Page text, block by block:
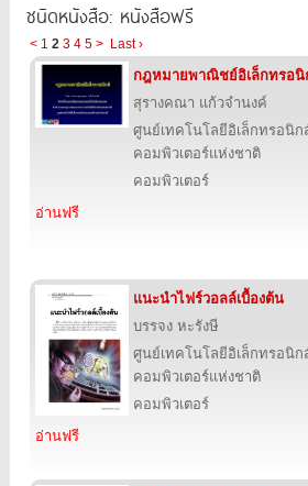
ชนิดหนังสือ: หนังสือฟรี
< 1 2 3 4 5 > Last ›
กฎหมายพาณิชย์อิเล็กทรอนิ
สุรางคณา แก้วจำนงค์
ศูนย์เทคโนโลยีอิเล็กทรอนิก
คอมพิวเตอร์แห่งชาติ
คอมพิวเตอร์
อ่านฟรี
แนะนำไฟร์วอลล์เบื้องต้น
บรรจง หะรังษี
ศูนย์เทคโนโลยีอิเล็กทรอนิก
คอมพิวเตอร์แห่งชาติ
คอมพิวเตอร์
อ่านฟรี